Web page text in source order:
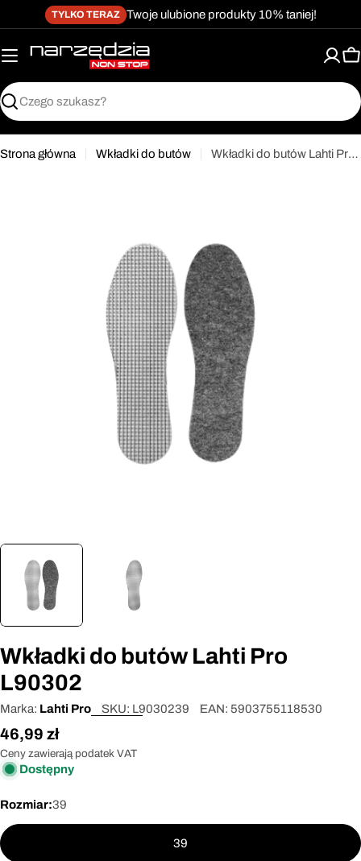
Przejdź do treści
Przejdź do menu
Przejdź do stopki
dostępności
do
treści
TYLKO TERAZ Twoje ulubione produkty 10% taniej!
Szukaj
Strona główna Wkładki do butów Wkładki do butów Lahti Pro L90302
media 0 w oknie modalnym
Wkładki do butów Lahti Pro
L90302
Marka: Lahti Pro SKU: L9030239 EAN: 5903755118530
Cena
regularna
46,99 zł
Ceny zawierają podatek VAT
Dostępny
Rozmiar:39
39